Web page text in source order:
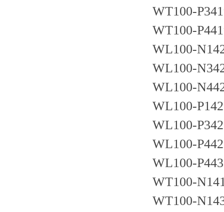
WT100-
WT100-
WL100-
WL100-
WL100-
WL100-
WL100-
WL100-
WL100-
WT100-
WT100-